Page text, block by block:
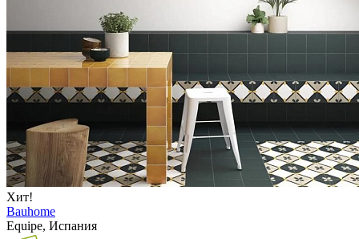
Хит!
Bauhome
Equipe, Испания